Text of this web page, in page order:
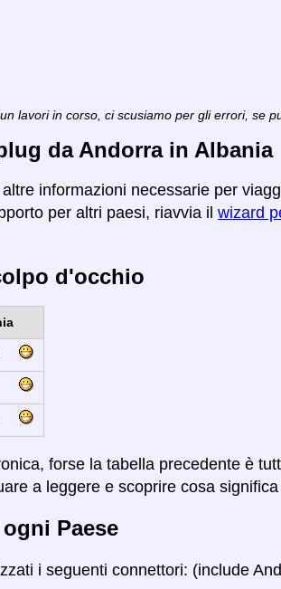
lavori in corso, ci scusiamo per gli errori, se
da Andorra in Albania
informazioni necessarie per
per altri paesi, riavvia il wizard
d'occhio
forse la tabella precedente è
a leggere e scoprire cosa
Paese
i seguenti connettori: (include